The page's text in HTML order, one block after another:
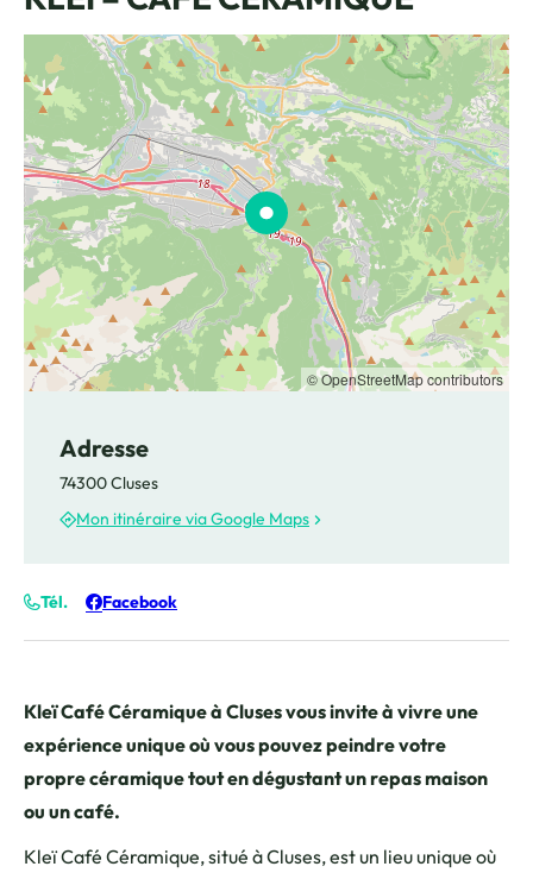
Kleï Café Céramique à Cluses vous invite à vivre une
expérience unique où vous pouvez peindre votre
propre céramique tout en dégustant un repas maison
ou un café.
Kleï Café Céramique, situé à Cluses, est un lieu unique où
© OpenStreetMap contributors
Adresse
74300 Cluses
Mon itinéraire via Google Maps
Tél. Facebook